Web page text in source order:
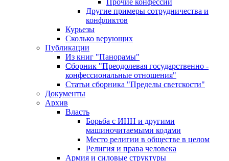
Прочие конфессии
Другие примеры сотрудничества и
конфликтов
Курьезы
Сколько верующих
Публикации
Из книг "Панорамы"
Сборник "Преодолевая государственно -
конфессиональные отношения"
Статьи сборника "Пределы светскости"
Документы
Архив
Власть
Борьба с ИНН и другими
машиночитаемыми кодами
Место религии в обществе в целом
Религия и права человека
Армия и силовые структуры